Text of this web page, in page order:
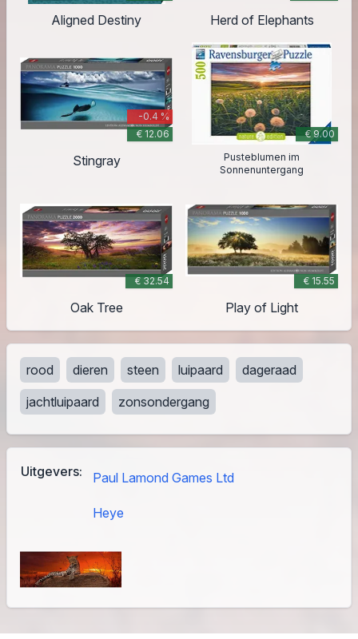
Uitgevers: Paul Lamond Games Ltd
Heye
Aligned Destiny Herd of Elephants
-0.4 %
€ 12.06
Stingray
€ 9.00
Pusteblumen im
Sonnenuntergang
€ 32.54
Oak Tree
€ 15.55
Play of Light
rood dieren steen luipaard
dageraad
jachtluipaard
zonsondergang